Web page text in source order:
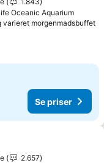
Oceanic Aquarium
varieret morgenmadsbuffet
Se priser
2.657